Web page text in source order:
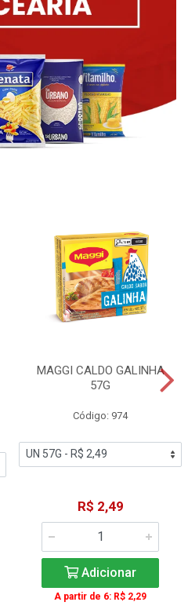
MAGGI CALDO GALINHA
57G
Código: 974
R$ 2,49
Adicionar
A partir de 6: R$ 2,29